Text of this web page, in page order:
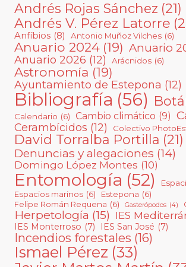
Andrés Rojas Sánchez (21)
Andrés V. Pérez Latorre
Anfíbios (8) Antonio Muñoz Vilches (6)
Anuario 2024 (19) Anuario
Anuario 2026 (12) Arácnidos (6)
Astronomía (19)
Ayuntamiento de Estepona (12)
Bibliografía (56)
Calendario (6) Cambio climático (9)
Cerambícidos (12) Colectivo
David Torralba Portilla (21)
Denuncias y alegaciones (14)
Domingo López Montes (10)
Entomología (52)
Espacios marinos (6) Estepona (6)
Felipe Román Requena (6) Gasterópodos (4)
Herpetología (15) IES
IES Monterroso (7) IES San José (7)
Incendios forestales (16)
Ismael Pérez (33)